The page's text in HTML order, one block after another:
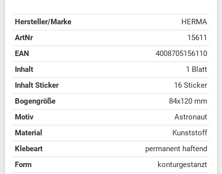
Hersteller/Marke
HERMA
ArtNr
15611
EAN
4008705156110
Inhalt
1 Blatt
Inhalt Sticker
16 Sticker
Bogengröße
84x120 mm
Motiv
Astronaut
Material
Kunststoff
Klebeart
permanent haftend
Form
konturgestanzt